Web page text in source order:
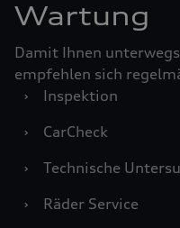
Wartung
Damit Ihnen
empfehlen sich
›
Inspektion
›
CarCheck
›
Technische
›
Räder Service